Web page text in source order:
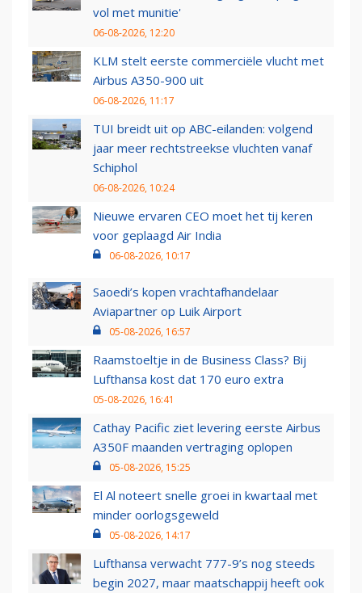
vol met munitie'
06-08-2026, 12:20
KLM stelt eerste commerciële vlucht met
Airbus A350-900 uit
06-08-2026, 11:17
TUI breidt uit op ABC-eilanden: volgend
jaar meer rechtstreekse vluchten vanaf
Schiphol
06-08-2026, 10:24
Nieuwe ervaren CEO moet het tij keren
voor geplaagd Air India
06-08-2026, 10:17
Saoedi’s kopen vrachtafhandelaar
Aviapartner op Luik Airport
05-08-2026, 16:57
Raamstoeltje in de Business Class? Bij
Lufthansa kost dat 170 euro extra
05-08-2026, 16:41
Cathay Pacific ziet levering eerste Airbus
A350F maanden vertraging oplopen
05-08-2026, 15:25
El Al noteert snelle groei in kwartaal met
minder oorlogsgeweld
05-08-2026, 14:17
Lufthansa verwacht 777-9’s nog steeds
begin 2027, maar maatschappij heeft ook